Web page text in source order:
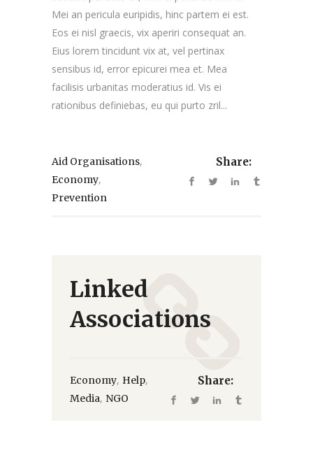
Mei an pericula euripidis, hinc partem ei est.
Eos ei nisl graecis, vix aperiri consequat an.
Eius lorem tincidunt vix at, vel pertinax
sensibus id, error epicurei mea et. Mea
facilisis urbanitas moderatius id. Vis ei
rationibus definiebas, eu qui purto zril...
Aid Organisations,
Economy,
Prevention
Share:
Linked
Associations
Economy, Help,
Media, NGO
Share: